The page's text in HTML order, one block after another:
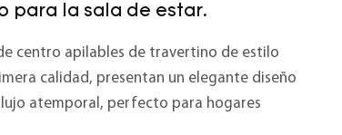
para la sala de estar.
centro apilables de travertino de estilo
calidad, presentan un elegante diseño
atemporal, perfecto para hogares